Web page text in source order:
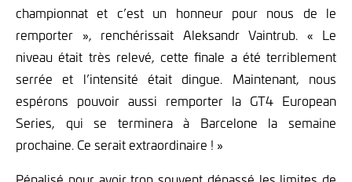
championnat et c’est un honneur pour nous de le
remporter », renchérissait Aleksandr Vaintrub. « Le
niveau était très relevé, cette finale a été terriblement
serrée et l’intensité était dingue. Maintenant, nous
espérons pouvoir aussi remporter la GT4 European
Series, qui se terminera à Barcelone la semaine
prochaine. Ce serait extraordinaire ! »